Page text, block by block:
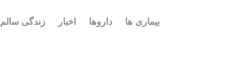
بیماری ها داروها اخبار زندگی سالم